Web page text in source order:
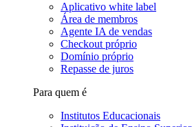
Aplicativo white label
Área de membros
Agente IA de vendas
Checkout próprio
Domínio próprio
Repasse de juros
Para quem é
Institutos Educacionais